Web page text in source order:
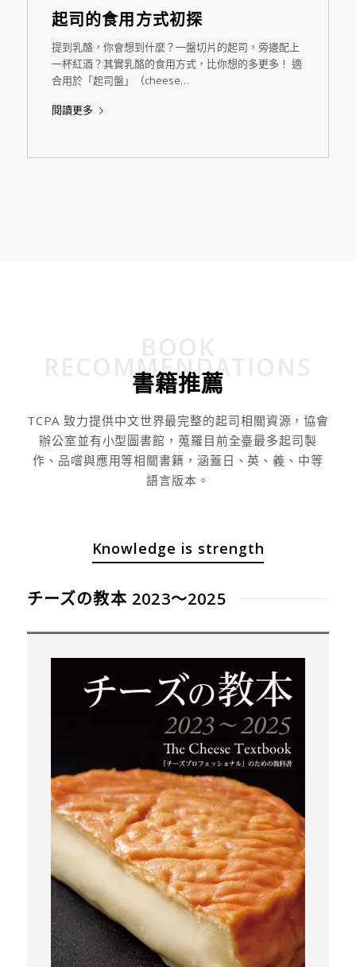
起司的食用方式初探
提到乳酪，你會想到什麼？一盤切片的起司，旁邊配上
一杯紅酒？其實乳酪的食用方式，比你想的多更多！ 適
合用於「起司盤」（cheese…
閱讀更多
RECOMMENDATIONS
書籍推薦
TCPA 致力提供中文世界最完整的起司相關資源，協會
辦公室並有小型圖書館，蒐羅目前全臺最多起司製
作、品嚐與應用等相關書籍，涵蓋日、英、義、中等
語言版本。
Knowledge is strength
チーズの教本 2023～2025